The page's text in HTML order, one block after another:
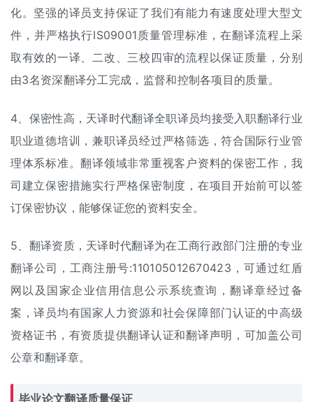
化。坚强的译员支持保证了我们有能力有速度处理大型文
件，并严格执行IS09001质量管理标准，在翻译流程上采
取有效的一译、二改、三校四审的流程以保证质量，分别
由3名资深翻译分工完成，监督和控制各项目的质量。
4、保密性高，天译时代翻译全职译员均接受入职翻译行业
职业道德培训，兼职译员经过严格筛选，符合国际行业管
理体系标准。翻译领域非常重视客户资料的保密工作，我
司建立保密措施实行严格保密制度，在项目开始前可以签
订保密协议，能够保证您的资料安全。
5、翻译资质，天译时代翻译为在工商行政部门注册的专业
翻译公司，工商注册号:110105012670423，可通过红盾
网以及国家企业信用信息公示系统查询，翻译章经过备
案，译员均有国家人力资源和社会保障部门认证的中高级
资格证书，有资质提供翻译认证和翻译声明，可加盖公司
公章和翻译章。
毕业论文翻译质量保证